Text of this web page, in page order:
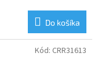
Do košíka
Kód: CRR31613